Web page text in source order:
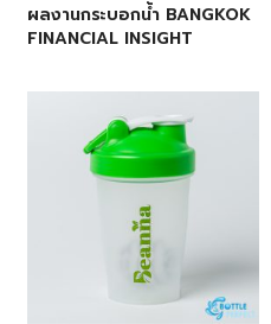
ผลงานกระบอกน้ำ BANGKOK
FINANCIAL INSIGHT